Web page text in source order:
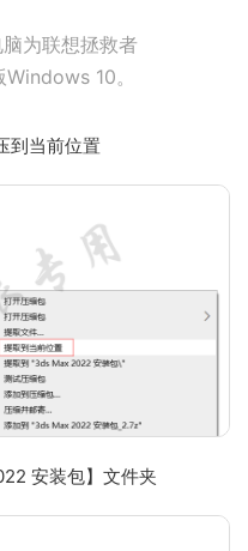
为联想拯救者
10。
到当前位置
安装包】文件夹